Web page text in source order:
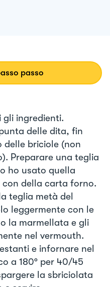
passo
ingredienti.
delle dita, fin
briciole (non
Preparare una teglia
ho usato quella
della carta forno.
teglia metà del
leggermente con le
la marmellata e gli
nel vermouth.
e infornare nel
a 180° per 40/45
la sbriciolata